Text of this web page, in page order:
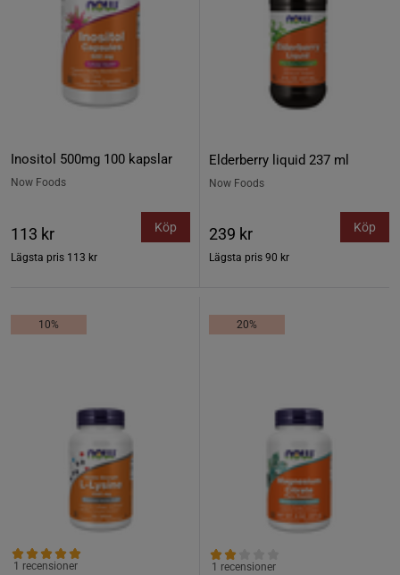
Inositol 500mg 100 kapslar
Now Foods
113 kr
Lägsta pris 113 kr
Köp
Elderberry liquid 237 ml
Now Foods
239 kr
Lägsta pris 90 kr
Köp
10%
1 recensioner
20%
1 recensioner